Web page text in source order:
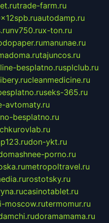
trade-farm.ru
autodamp.ru
nv750.rux-ton.ru
manunae.ru
tajuncos.ru
besplatno.rusplclub.ru
cleanmedicine.ru
seks-365.ru
avtomaty.ru
besplatno.ru
don-ykt.ru
porno.ru
metropoltravel.ru
rostotsky.ru
casinotablet.ru
moscow.rutermomur.ru
doramamama.ru